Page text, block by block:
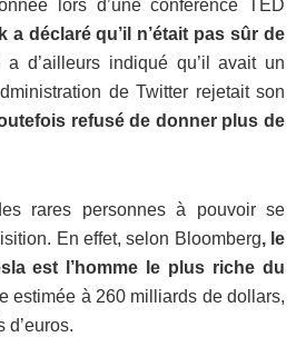
lors d’une conférence TED
a déclaré qu’il n’était pas sûr de
a d’ailleurs indiqué qu’il avait un
de Twitter rejetait son
refusé de donner plus de
rares personnes à pouvoir se
En effet, selon Bloomberg, le
est l’homme le plus riche du
estimée à 260 milliards de dollars,
d’euros.